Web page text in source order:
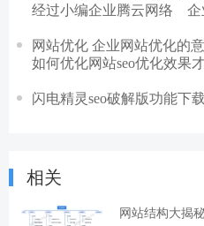
经过小编企业腾云网络
网站优化 企业网站优化的
如何优化网站seo优化效果
闪电精灵seo破解版功能下
相关
网站结构大揭